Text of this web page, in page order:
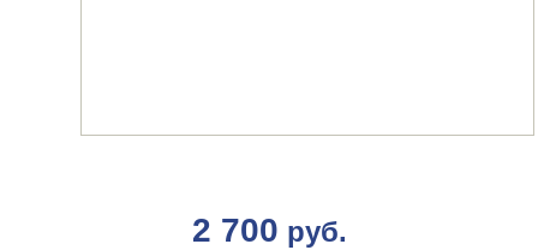
2 700 руб.